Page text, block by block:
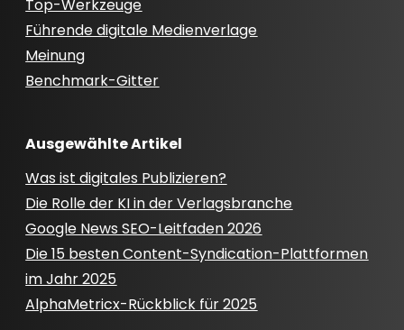
Top-Werkzeuge
Führende digitale Medienverlage
Meinung
Benchmark-Gitter
Ausgewählte Artikel
Was ist digitales Publizieren?
Die Rolle der KI in der Verlagsbranche
Google News SEO-Leitfaden 2026
Die 15 besten Content-Syndication-Plattformen
im Jahr 2025
AlphaMetricx-Rückblick für 2025